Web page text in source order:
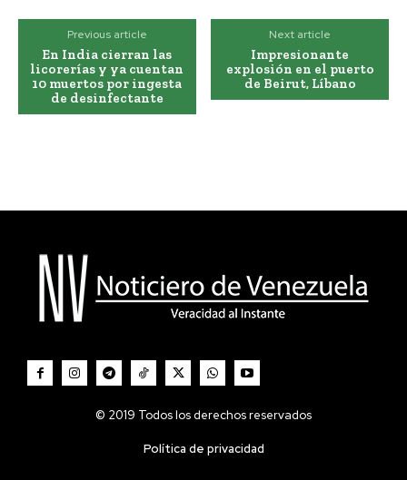
Previous article
En India cierran las
licorerías y ya cuentan
10 muertos por ingesta
de desinfectante
Next article
Impresionante
explosión en el puerto
de Beirut, Líbano
© 2019 Todos los derechos reservados
Política de privacidad